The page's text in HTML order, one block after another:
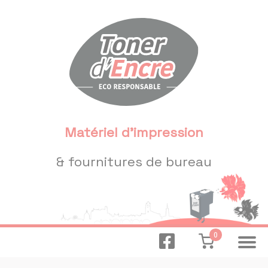
Matériel d'impression
& fournitures de bureau
0